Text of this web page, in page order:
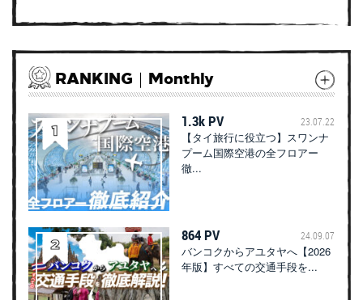
RANKING｜Monthly
1.3k PV 23.07.22
【タイ旅行に役立つ】スワンナ
プーム国際空港の全フロアー
徹...
864 PV 24.09.07
バンコクからアユタヤへ【2026
年版】すべての交通手段を...